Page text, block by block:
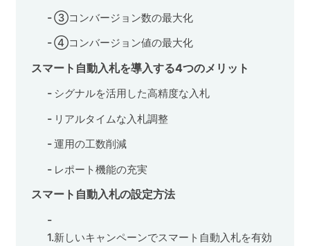
③コンバージョン数の最大化
④コンバージョン値の最大化
スマート自動入札を導入する4つのメリット
シグナルを活用した高精度な入札
リアルタイムな入札調整
運用の工数削減
レポート機能の充実
スマート自動入札の設定方法
1.新しいキャンペーンでスマート自動入札を有効